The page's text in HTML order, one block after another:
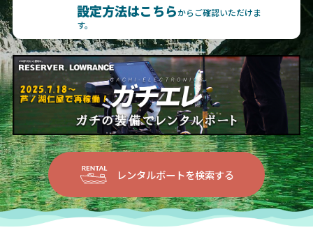
設定方法はこちらからご確認いただけま
す。
レンタルボートを検索する